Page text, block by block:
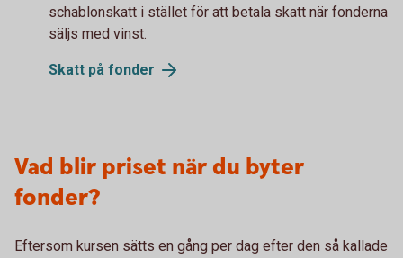
schablonskatt i stället för att betala skatt när fonderna
säljs med vinst.
Skatt på fonder
Vad blir priset när du byter
fonder?
Eftersom kursen sätts en gång per dag efter den så kallade